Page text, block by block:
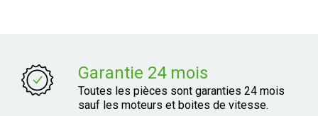
Garantie 24 mois
Toutes les pièces sont garanties 24 mois
sauf les moteurs et boites de vitesse.